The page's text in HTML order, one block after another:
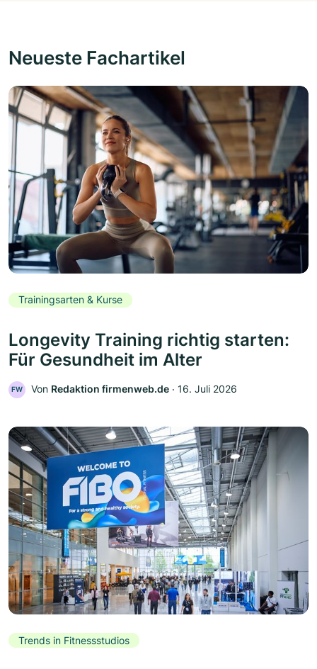
Neueste Fachartikel
Trainingsarten & Kurse
Longevity Training richtig starten:
Für Gesundheit im Alter
FW Von Redaktion firmenweb.de ‧ 16. Juli 2026
Trends in Fitnessstudios